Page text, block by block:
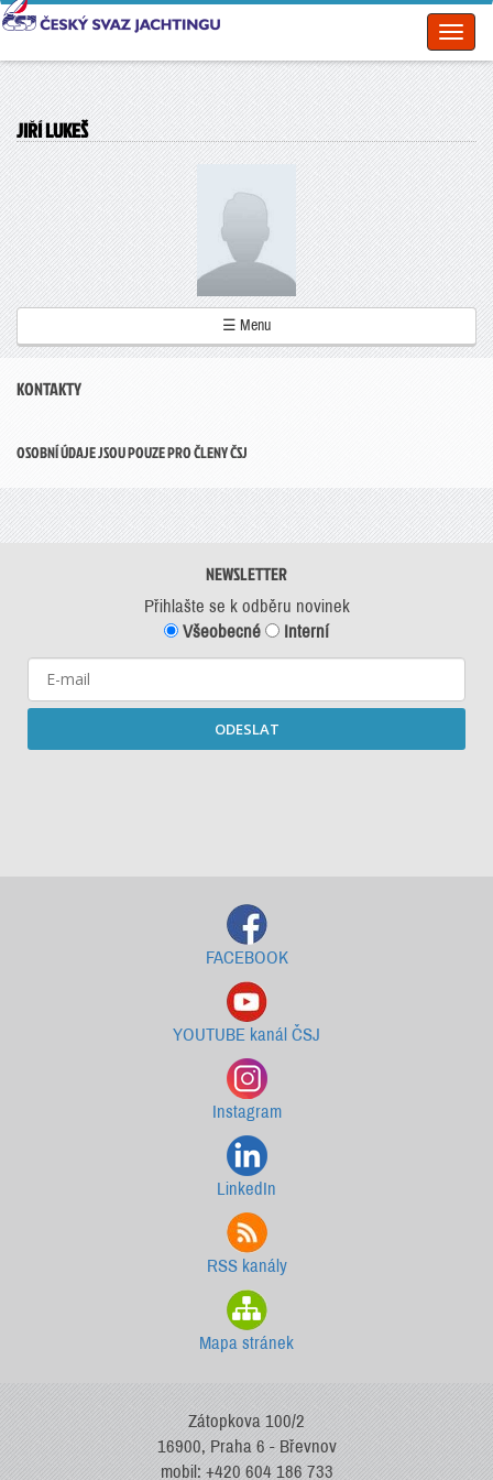
JIŘÍ LUKEŠ
☰ Menu
KONTAKTY
OSOBNÍ ÚDAJE JSOU POUZE PRO ČLENY ČSJ
NEWSLETTER
Přihlašte se k odběru novinek
Všeobecné
Interní
ODESLAT
FACEBOOK
YOUTUBE kanál ČSJ
Instagram
LinkedIn
RSS kanály
Mapa stránek
Zátopkova 100/2
16900, Praha 6 - Břevnov
mobil: +420 604 186 733